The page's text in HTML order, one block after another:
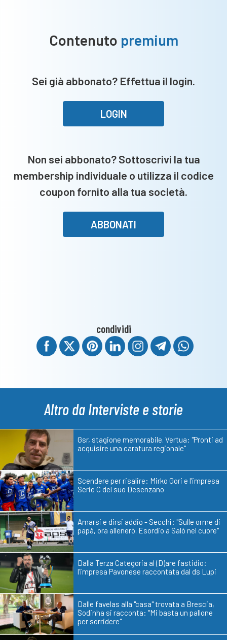
Pasini
e
Fregoni
miei
Contenuto premium
Sei già abbonato? Effettua il login.
LOGIN
Non sei abbonato? Sottoscrivi la tua
membership individuale o utilizza il codice
coupon fornito alla tua società.
ABBONATI
condividi
Altro da Interviste e storie
Gsr, stagione memorabile. Vertua: "Pronti ad
acquisire una caratura regionale"
Scendere per risalire: Mirko Gori e l'impresa
Serie C del suo Desenzano
Amarsi e dirsi addio - Secchi: "Sulle orme di
papà, ora allenerò. Esordio a Salò nel cuore"
Dalla Terza Categoria al (D)are fastidio:
l'impresa Pavonese raccontata dal ds Lupi
Dalle favelas alla "casa" trovata a Brescia,
Sodinha si racconta: "Mi basta un pallone
per sorridere"